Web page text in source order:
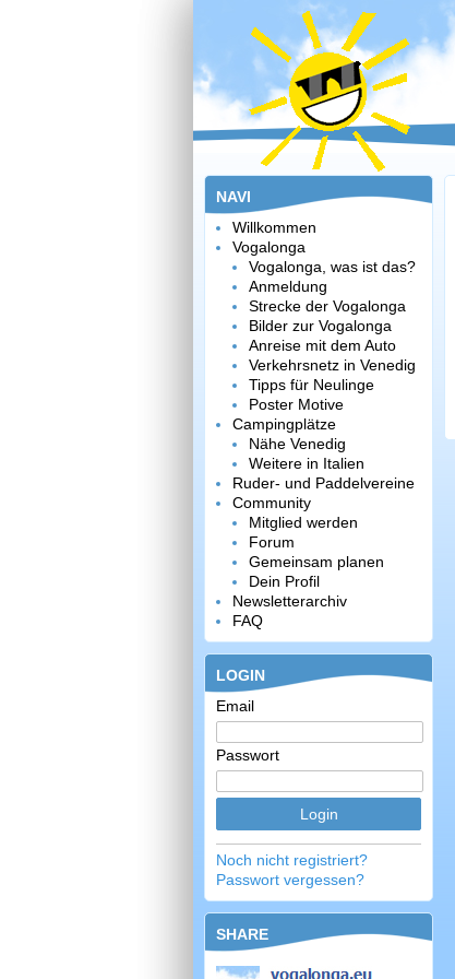
NAVI
Willkommen
Vogalonga
Vogalonga, was ist das?
Anmeldung
Strecke der Vogalonga
Bilder zur Vogalonga
Anreise mit dem Auto
Verkehrsnetz in Venedig
Tipps für Neulinge
Poster Motive
Campingplätze
Nähe Venedig
Weitere in Italien
Ruder- und Paddelvereine
Community
Mitglied werden
Forum
Gemeinsam planen
Dein Profil
Newsletterarchiv
FAQ
LOGIN
Email
Passwort
Noch nicht registriert?
Passwort vergessen?
SHARE